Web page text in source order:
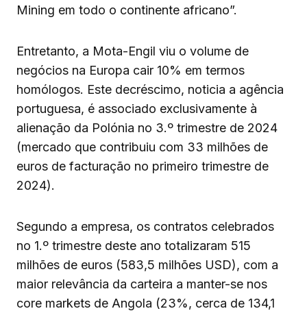
Mining em todo o continente africano”.
Entretanto, a Mota-Engil viu o volume de
negócios na Europa cair 10% em termos
homólogos. Este decréscimo, noticia a agência
portuguesa, é associado exclusivamente à
alienação da Polónia no 3.º trimestre de 2024
(mercado que contribuiu com 33 milhões de
euros de facturação no primeiro trimestre de
2024).
Segundo a empresa, os contratos celebrados
no 1.º trimestre deste ano totalizaram 515
milhões de euros (583,5 milhões USD), com a
maior relevância da carteira a manter-se nos
core markets de Angola (23%, cerca de 134,1